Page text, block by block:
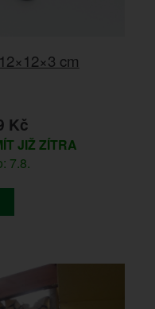
cm
Kč
JIŽ ZÍTRA
7.8.